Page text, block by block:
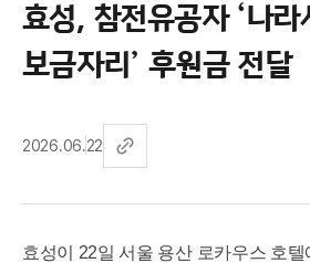
효성, 참전유공자 ‘나라
보금자리’ 후원금 전달
2026.06.22
효성이 22일 서울 용산 로카우스 호텔